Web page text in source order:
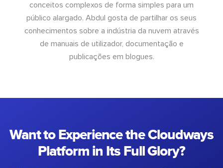
conceitos complexos de forma simples para um
público alargado. Abdul gosta de partilhar os seus
conhecimentos sobre a indústria da nuvem através
de manuais de utilizador, documentação e
publicações em blogues.
Want to Experience the Cloudways
Platform in Its Full Glory?